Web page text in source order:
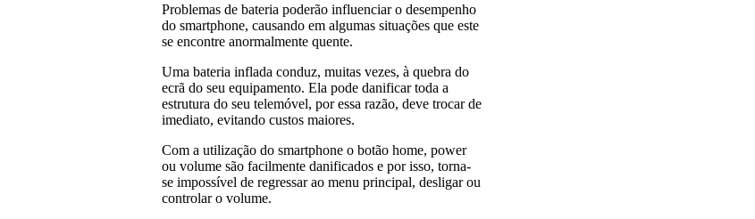
Problemas de bateria poderão influenciar o desempenho
do smartphone, causando em algumas situações que este
se encontre anormalmente quente.
Uma bateria inflada conduz, muitas vezes, à quebra do
ecrã do seu equipamento. Ela pode danificar toda a
estrutura do seu telemóvel, por essa razão, deve trocar de
imediato, evitando custos maiores.
Com a utilização do smartphone o botão home, power
ou volume são facilmente danificados e por isso, torna-
se impossível de regressar ao menu principal, desligar ou
controlar o volume.